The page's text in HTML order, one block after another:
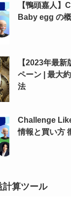
【鴨頭嘉人
Baby egg の
【2023年最
ペーン | 最大
法
Challenge
情報と買い方
計算ツール